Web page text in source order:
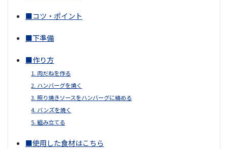
■コツ・ポイント
■下準備
■作り方
1. 肉だねを作る
2. ハンバーグを焼く
3. 照り焼きソースをハンバーグに絡める
4. バンズを焼く
5. 組み立てる
■使用した食材はこちら